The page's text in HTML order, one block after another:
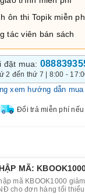
ôn thi Topik miễn
tác viên bán sách
đặt mua:
2 đến thứ 7 | 8:00 -
xem hướng dẫn mua
Đổi trả miễn phí
MÃ:
mã KBOOK1000
cho đơn hàng tối